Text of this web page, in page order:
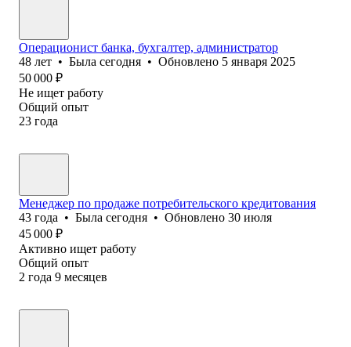
Операционист банка, бухгалтер, администратор
48 лет • Была сегодня • Обновлено 5 января 2025
50 000 ₽
Не ищет работу
Общий опыт
23 года
Менеджер по продаже потребительского кредитования
43 года • Была сегодня • Обновлено 30 июля
45 000 ₽
Активно ищет работу
Общий опыт
2 года 9 месяцев